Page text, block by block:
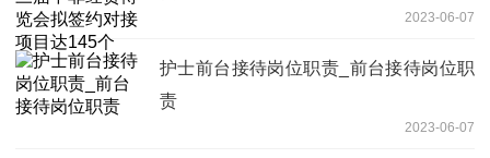
2023-06-07
护士前台接待岗位职责_前台接待岗位职
责
2023-06-07